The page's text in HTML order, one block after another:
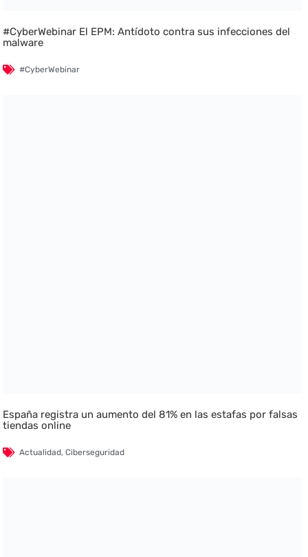
#CyberWebinar El EPM: Antídoto contra sus infecciones del
malware
#CyberWebinar
España registra un aumento del 81% en las estafas por falsas
tiendas online
Actualidad,Ciberseguridad